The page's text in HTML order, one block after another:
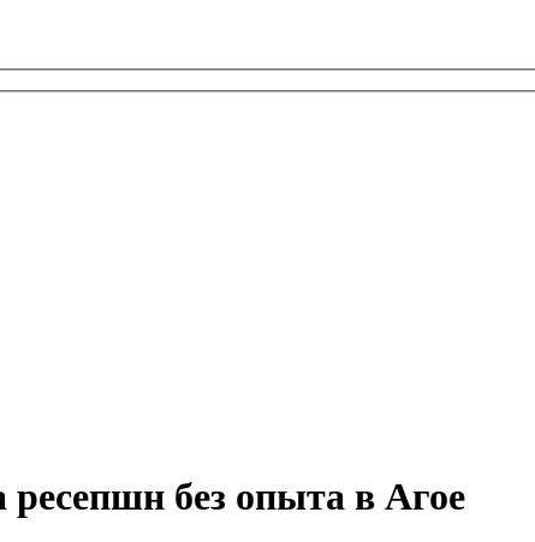
без опыта в Агое